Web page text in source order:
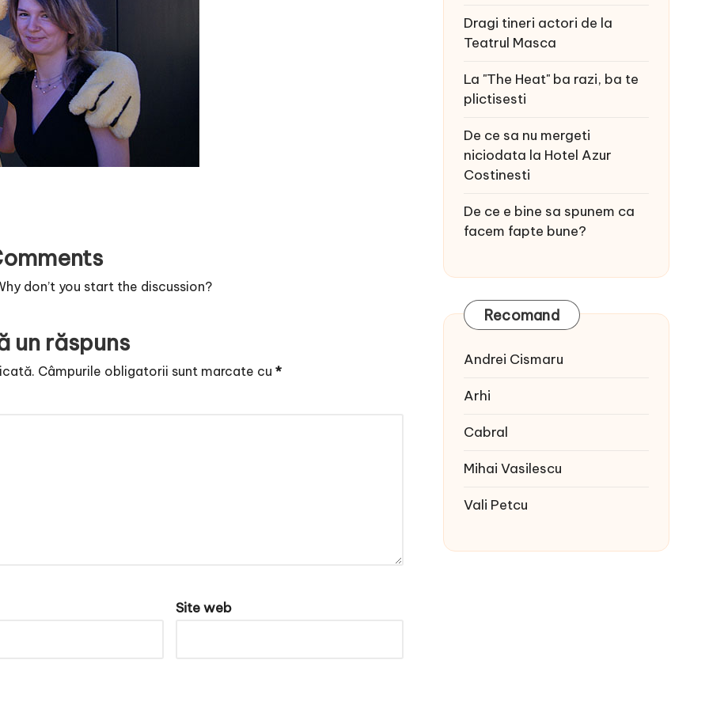
don’t you start the discussion?
un răspuns
Câmpurile obligatorii sunt marcate cu *
Site web
Dragi tineri actori de la
Teatrul Masca
La "The Heat" ba razi, ba te
plictisesti
De ce sa nu mergeti
niciodata la Hotel Azur
Costinesti
De ce e bine sa spunem ca
facem fapte bune?
Recomand
Andrei Cismaru
Arhi
Cabral
Mihai Vasilescu
Vali Petcu